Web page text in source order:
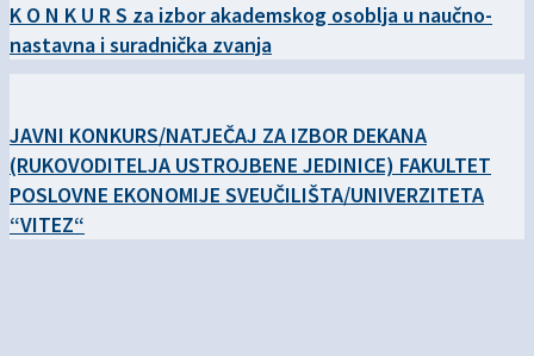
K O N K U R S za izbor akademskog osoblja u naučno-
nastavna i suradnička zvanja
JAVNI KONKURS/NATJEČAJ ZA IZBOR DEKANA
(RUKOVODITELJA USTROJBENE JEDINICE) FAKULTET
POSLOVNE EKONOMIJE SVEUČILIŠTA/UNIVERZITETA
“VITEZ“